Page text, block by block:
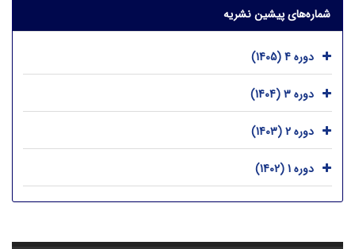
شماره‌های پیشین نشریه
دوره 4 (1405)
دوره 3 (1404)
دوره 2 (1403)
دوره 1 (1402)